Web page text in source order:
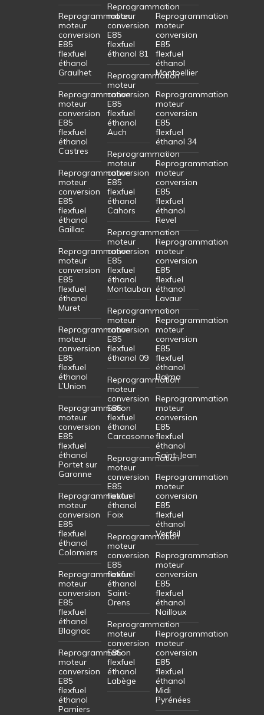
Reprogrammation
moteur
conversion
E85
flexfuel
éthanol
Graulhet
Reprogrammation
moteur
conversion
E85
flexfuel
éthanol
Castres
Reprogrammation
moteur
conversion
E85
flexfuel
éthanol
Gaillac
Reprogrammation
moteur
conversion
E85
flexfuel
éthanol
Muret
Reprogrammation
moteur
conversion
E85
flexfuel
éthanol
L’Union
Reprogrammation
moteur
conversion
E85
flexfuel
éthanol
Portet sur
Garonne
Reprogrammation
moteur
conversion
E85
flexfuel
éthanol
Colomiers
Reprogrammation
moteur
conversion
E85
flexfuel
éthanol
Blagnac
Reprogrammation
moteur
conversion
E85
flexfuel
éthanol
Pamiers
Reprogrammation
moteur
conversion
E85
flexfuel
éthanol 81
Reprogrammation
moteur
conversion
E85
flexfuel
éthanol
Auch
Reprogrammation
moteur
conversion
E85
flexfuel
éthanol
Cahors
Reprogrammation
moteur
conversion
E85
flexfuel
éthanol
Montauban
Reprogrammation
moteur
conversion
E85
flexfuel
éthanol 09
Reprogrammation
moteur
conversion
E85
flexfuel
éthanol
Carcasonne
Reprogrammation
moteur
conversion
E85
flexfuel
éthanol
Foix
Reprogrammation
moteur
conversion
E85
flexfuel
éthanol
Saint-
Orens
Reprogrammation
moteur
conversion
E85
flexfuel
éthanol
Labège
Reprogrammation
moteur
conversion
E85
flexfuel
éthanol
Montpellier
Reprogrammation
moteur
conversion
E85
flexfuel
éthanol 34
Reprogrammation
moteur
conversion
E85
flexfuel
éthanol
Revel
Reprogrammation
moteur
conversion
E85
flexfuel
éthanol
Lavaur
Reprogrammation
moteur
conversion
E85
flexfuel
éthanol
Balma
Reprogrammation
moteur
conversion
E85
flexfuel
éthanol
Saint-Jean
Reprogrammation
moteur
conversion
E85
flexfuel
éthanol
Verfeil
Reprogrammation
moteur
conversion
E85
flexfuel
éthanol
Nailloux
Reprogrammation
moteur
conversion
E85
flexfuel
éthanol
Midi
Pyrénées